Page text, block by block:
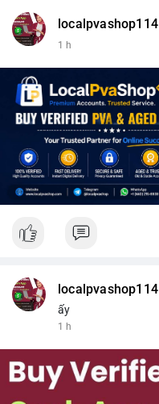
📰 Nguồn: CoinDesk
localpvashop114
1 h
localpvashop114
ấy
1 h